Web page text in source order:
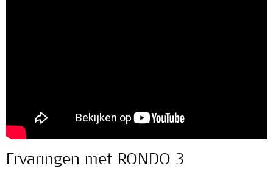
Ervaringen met RONDO 3